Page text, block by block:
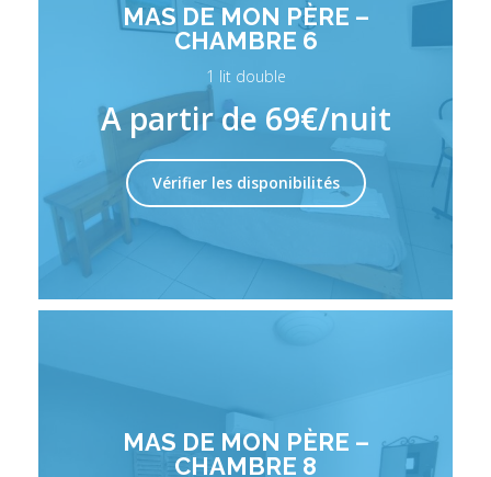
MAS DE MON PÈRE –
CHAMBRE 6
1 lit double
A partir de 69€/nuit
Vérifier les disponibilités
MAS DE MON PÈRE –
CHAMBRE 8